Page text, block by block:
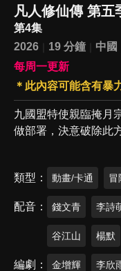
凡人修仙傳 第五
第4集
2026
19 分鐘 中國
每周一更新
＊此內容可能含有暴
九國盟特使親臨掩月
做部署，決意破除此
類型 動畫/卡通 冒
配音 錢文青 李詩
谷江山 楊默
編劇 金增輝 李欣